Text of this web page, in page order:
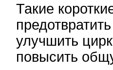
Такие
улучшить
повысить